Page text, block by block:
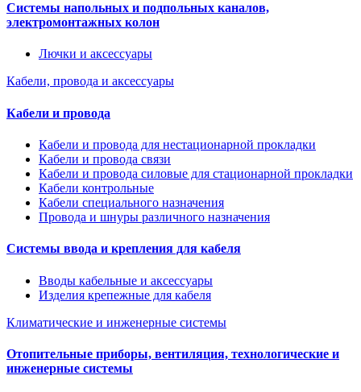
Системы напольных и подпольных каналов,
электромонтажных колон
Лючки и аксессуары
Кабели, провода и аксессуары
Кабели и провода
Кабели и провода для нестационарной прокладки
Кабели и провода связи
Кабели и провода силовые для стационарной прокладки
Кабели контрольные
Кабели специального назначения
Провода и шнуры различного назначения
Системы ввода и крепления для кабеля
Вводы кабельные и аксессуары
Изделия крепежные для кабеля
Климатические и инженерные системы
Отопительные приборы, вентиляция, технологические и
инженерные системы